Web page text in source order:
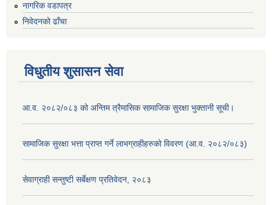
नागरिक वडापत्र
निवेदनको ढाँचा
विधुतीय शुसासन सेवा
आ.व. २०८२/०८३ को अन्तिम त्रैमासिक सामाजिक सुरक्षा भुक्तानी सूची।
सामाजिक सुरक्षा भत्ता प्राप्त गर्ने लाभग्राहीहरुको विवरण (आ.व. २०८२/०८३)
सेवाग्राही सन्तुष्टी सर्बेक्षण प्रतिवेदन, २०८३